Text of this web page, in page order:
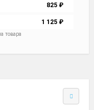
825 ₽
1 125 ₽
товара